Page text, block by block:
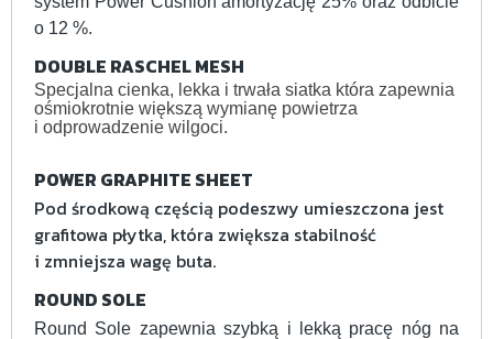
o 12 %.
DOUBLE RASCHEL MESH
Specjalna cienka, lekka i trwała siatka która zapewnia
ośmiokrotnie większą wymianę powietrza
i odprowadzenie wilgoci.
POWER GRAPHITE SHEET
Pod środkową częścią podeszwy umieszczona jest
grafitowa płytka, która zwiększa stabilność
i zmniejsza wagę buta.
ROUND SOLE
Round Sole zapewnia szybką i lekką pracę nóg na